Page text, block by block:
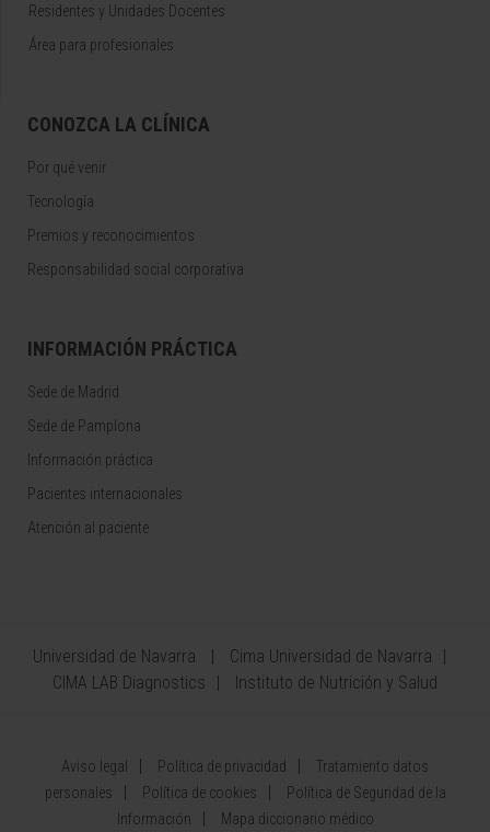
Residentes y Unidades Docentes
Área para profesionales
CONOZCA LA CLÍNICA
Por qué venir
Tecnología
Premios y reconocimientos
Responsabilidad social corporativa
INFORMACIÓN PRÁCTICA
Sede de Madrid
Sede de Pamplona
Información práctica
Pacientes internacionales
Atención al paciente
Universidad de Navarra
Cima Universidad de Navarra
CIMA LAB Diagnostics
Instituto de Nutrición y Salud
Aviso legal Política de privacidad
Tratamiento datos
personales
Política de cookies
Política de Seguridad de la
Información
Mapa diccionario médico